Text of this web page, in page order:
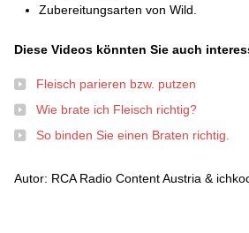
Zubereitungsarten von Wild.
Diese Videos könnten Sie auch
Fleisch parieren bzw. putzen
Wie brate ich Fleisch richtig?
So binden Sie einen Braten richtig.
Autor: RCA Radio Content Austria &